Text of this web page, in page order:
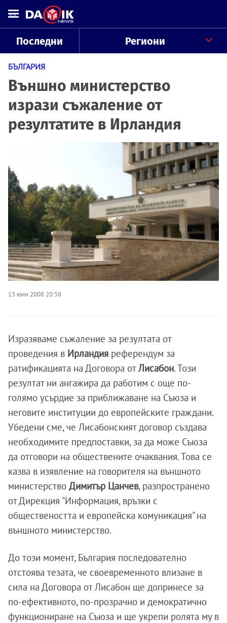
Последни Региони
БЪЛГАРИЯ
Външно министерство
изрази съжаление от
резултатите в Ирландия
13 юни 2008 20:58
Изразяваме съжаление за резултата от
проведения в Ирландия референдум за
ратификацията на Договора отЛисабон. Този
резултат ни ангажира да работим с още по-
голямо усърдие за приближаване на Съюза и
неговите институции до европейските граждани.
Убедени сме, че Лисабонският договор създава
необходимите предпоставки, за да може Съюза
да отговори на обществените очаквания. Това се
казва в изявление на говорителя на външното
министерство Димитър Цанчев, разпространено
от Дирекция "Информация, връзки с
обществеността и европейска комуникация" на
външното министерство.
До този момент, България последователно
отстоява тезата, че своевременното влизане в
сила на Договора от Лисабон ще допринесе за
по-ефективното, по-прозрачно и демократично
функциониране на Съюза и ще укрепи ролята му в